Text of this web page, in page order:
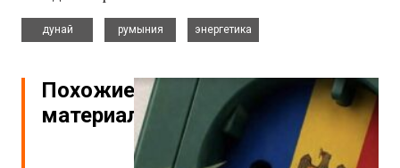
дунай
румыния
энергетика
Похожие
материалы